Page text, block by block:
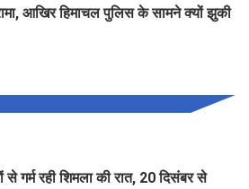
आखिर हिमाचल पुलिस के सामने क्यों झुकी
गर्म रही शिमला की रात, 20 दिसंबर से